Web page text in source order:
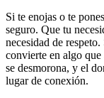
Si te enojas o te
seguro. Que tu
necesidad de
convierte en algo
se desmorona, y el
lugar de conexión.